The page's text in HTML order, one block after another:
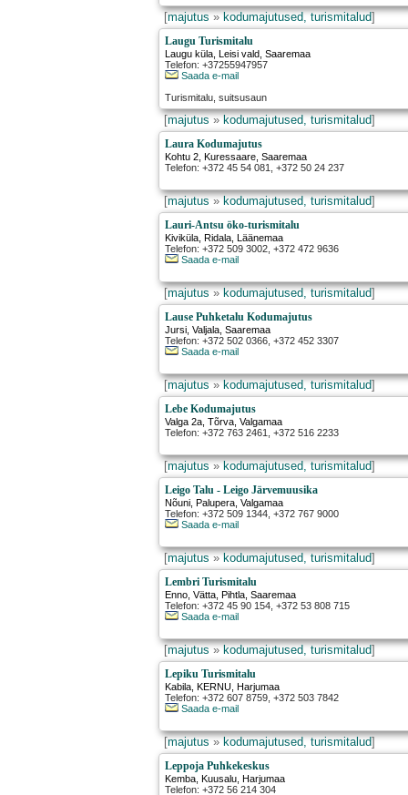
[majutus»kodumajutused, turismitalud]
Laugu Turismitalu
Laugu küla Leisi vald , Saaremaa
Telefon: +37255947957
Saada e-mail
Turismitalu, suitsusaun
[majutus»kodumajutused, turismitalud]
Laura Kodumajutus
Kohtu 2 Kuressaare , Saaremaa
Telefon: +372 45 54 081, +372 50 24 237
[majutus»kodumajutused, turismitalud]
Lauri-Antsu öko-turismitalu
Kiviküla Ridala , Läänemaa
Telefon: +372 509 3002, +372 472 9636
Saada e-mail
[majutus»kodumajutused, turismitalud]
Lause Puhketalu Kodumajutus
Jursi ,Valjala , Saaremaa
Telefon: +372 502 0366, +372 452 3307
Saada e-mail
[majutus»kodumajutused, turismitalud]
Lebe Kodumajutus
Valga 2a ,Tõrva , Valgamaa
Telefon: +372 763 2461, +372 516 2233
[majutus»kodumajutused, turismitalud]
Leigo Talu - Leigo Järvemuusika
Nõuni Palupera , Valgamaa
Telefon: +372 509 1344, +372 767 9000
Saada e-mail
[majutus»kodumajutused, turismitalud]
Lembri Turismitalu
Enno, Vätta Pihtla , Saaremaa
Telefon: +372 45 90 154, +372 53 808 715
Saada e-mail
[majutus»kodumajutused, turismitalud]
Lepiku Turismitalu
Kabila KERNU , Harjumaa
Telefon: +372 607 8759, +372 503 7842
Saada e-mail
[majutus»kodumajutused, turismitalud]
Leppoja Puhkekeskus
Kemba Kuusalu , Harjumaa
Telefon: +372 56 214 304